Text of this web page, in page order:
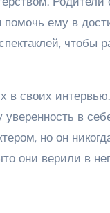
помочь ему в
чтобы
в своих
в
но он
они верили в